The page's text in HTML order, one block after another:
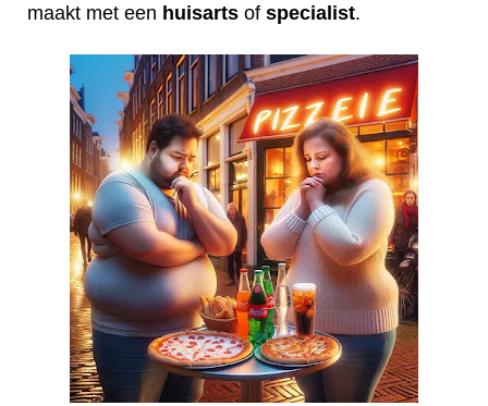
maakt met een huisarts of specialist.